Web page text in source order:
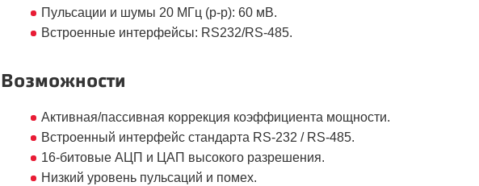
Пульсации и шумы 20 МГц (p-p): 60 мВ.
Встроенные интерфейсы: RS232/RS-485.
Возможности
Активная/пассивная коррекция коэффициента мощности.
Встроенный интерфейс стандарта RS-232 / RS-485.
16-битовые АЦП и ЦАП высокого разрешения.
Низкий уровень пульсаций и помех.